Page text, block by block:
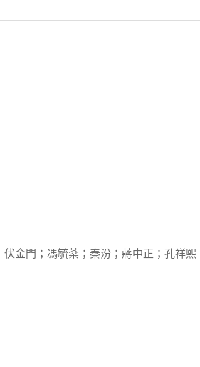
金門；馮毓棻；秦汾；蔣中正；孔祥熙